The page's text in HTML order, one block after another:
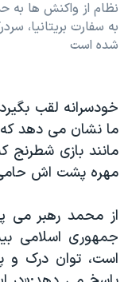
نظام از واکنش ها به
به سفارت بریتانیا،
شده است
خودسرانه لقب
ما نشان می دهد که
مانند بازی شطرنج
مهره پشت اش
از محمد رهبر می
جمهوری اسلامی
است، توان درک و